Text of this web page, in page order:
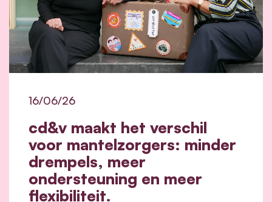
cd&v maakt het verschil
voor mantelzorgers: minder
drempels, meer
ondersteuning en meer
flexibiliteit.
16/06/26